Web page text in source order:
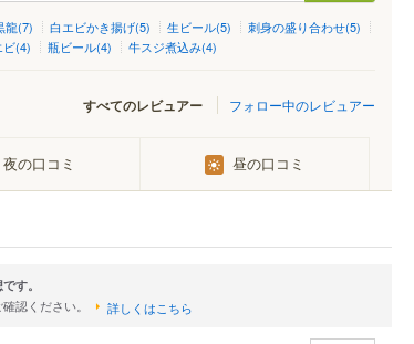
龍(7) 白エビかき揚げ(5) 生ビール(5)
刺身の盛り合わせ(5)
ビ(4) 瓶ビール(4) 牛スジ煮込み(4)
すべてのレビュアー フォロー中のレビュアー
夜の口コミ 昼の口コミ
す。
認ください。 詳しくはこちら